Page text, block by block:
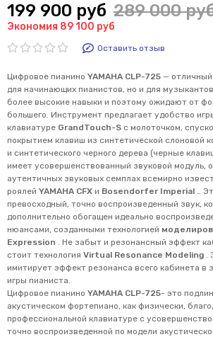
199 900 руб 289 000
Экономия 89 100 руб
Оставить отзыв
Цифровое пианино YAMAHA CLP-725 — отличный
для начинающих пианистов, но и для
более высокие навыки и поэтому ожидают от
большего. Инструмент предлагает удобство
клавиатуре GrandTouch-S с молоточком,
покрытием клавиш из синтетической слоновой
и синтетического черного дерева (черные
имеет усовершенствованный звуковой модуль,
аутентичных звуковых семплах всемирно
роялей YAMAHA CFX и Bosendorfer Imperial ..
превосходный, точно воспроизведенный звук,
дополнительно обогащен идеально
нюансами, созданными технологией
Expression . Не забыт и резонансный эффект
стоит технология Virtual Resonance Modeling .
имитирует эффект резонанса всего кабинета в
игры пианиста.
Цифровое пианино YAMAHA CLP-725- это
акустическом фортепиано, как физически,
профессиональной клавиатуре с
точно воспроизведенной по модели